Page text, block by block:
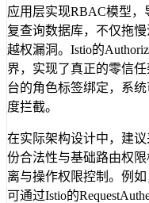
应用层实现RBAC模型
复查询数据库，不仅拖
越权漏洞。Istio的
界，实现了真正的零信
台的角色标签绑定，系
度拦截。
在实际架构设计中，建
份合法性与基础路由权限
离与操作权限控制。例
可通过Istio的